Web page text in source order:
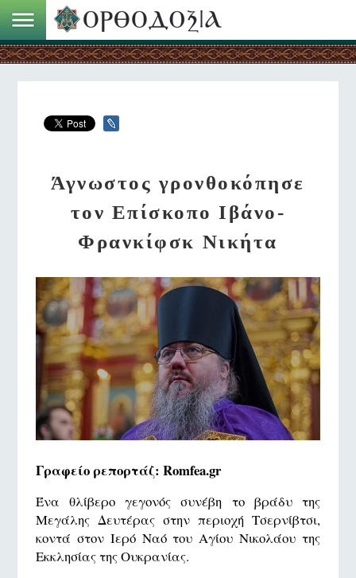
Άγνωστος γρονθοκόπησε
τον Επίσκοπο Ιβάνο-
Φρανκίφσκ Νικήτα
Γραφείο ρεπορτάζ: Romfea.gr
Ένα θλίβερο γεγονός συνέβη το βράδυ της
Μεγάλης Δευτέρας στην περιοχή Τσερνίβτσι,
κοντά στον Ιερό Ναό του Αγίου Νικολάου της
Εκκλησίας της Ουκρανίας.